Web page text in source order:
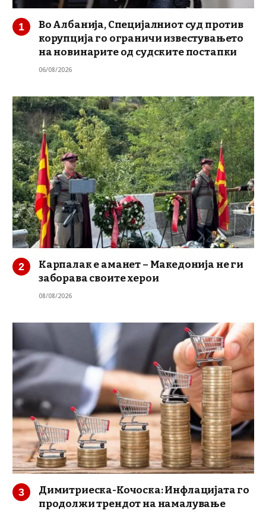
Во Албанија, Специјалниот суд против
корупција го ограничи известувањето
на новинарите од судските постапки
06/08/2026
Карпалак е аманет – Македонија не ги
заборава своите херои
08/08/2026
Димитриеска-Кочоска: Инфлацијата го
продолжи трендот на намалување